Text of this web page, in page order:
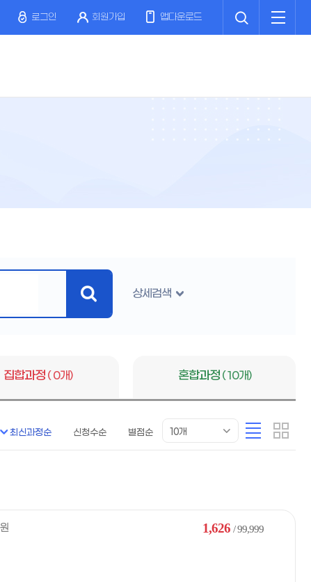
로그인 회원가입 앱다운로드
뉴
검
상세검색
집합과정 ( 0개) 혼합과정 ( 10개)
최신과정순 신청수순 별점순
목
10개
리
스
카
드
1,626 / 99,999